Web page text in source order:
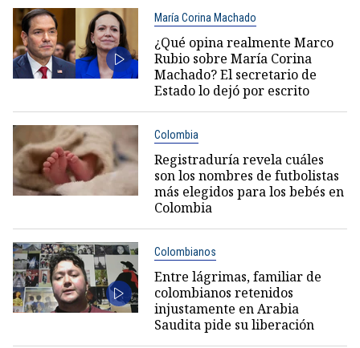
María Corina Machado
¿Qué opina realmente Marco
Rubio sobre María Corina
Machado? El secretario de
Estado lo dejó por escrito
Colombia
Registraduría revela cuáles
son los nombres de futbolistas
más elegidos para los bebés en
Colombia
Colombianos
Entre lágrimas, familiar de
colombianos retenidos
injustamente en Arabia
Saudita pide su liberación